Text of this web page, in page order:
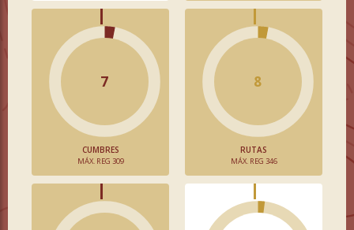
7
CUMBRES
MÁX. REG 309
8
RUTAS
MÁX. REG 346